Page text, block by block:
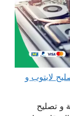
الضباعية 65511033 تصليح لابتوب و
و تصليح